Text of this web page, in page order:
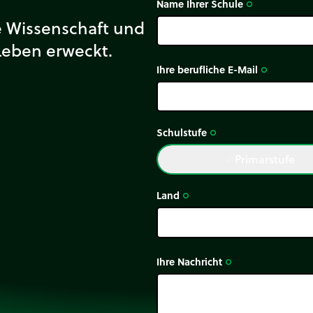
und
erweckt.
Name Ihrer Schule trip_origin
Ihre berufliche E-Mail trip_origin
Schulstufe trip_origin
Land trip_origin
Ihre Nachricht trip_origin